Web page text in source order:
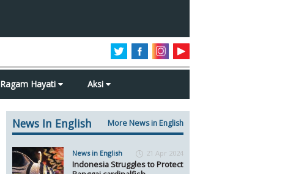
Ragam Hayati Aksi
News In English More News in English
News in English 21 Apr 2024
Indonesia Struggles to Protect